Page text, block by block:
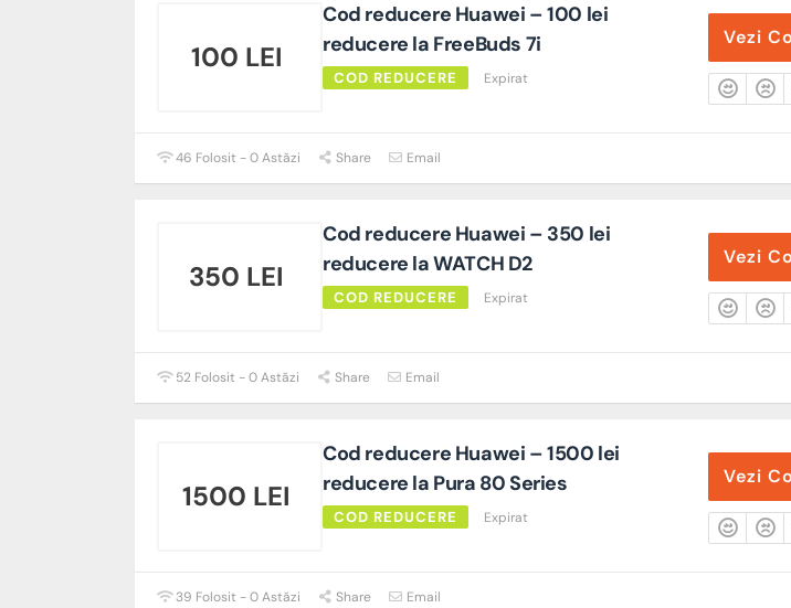
100 LEI
Cod reducere Huawei – 100 lei
reducere la FreeBuds 7i
COD REDUCERE Expirat
Vezi
46 Folosit - 0 Astăzi Share Email
350 LEI
Cod reducere Huawei – 350 lei
reducere la WATCH D2
COD REDUCERE Expirat
Vezi
52 Folosit - 0 Astăzi Share Email
1500 LEI
Cod reducere Huawei – 1500 lei
reducere la Pura 80 Series
COD REDUCERE Expirat
Vezi
39 Folosit - 0 Astăzi Share Email